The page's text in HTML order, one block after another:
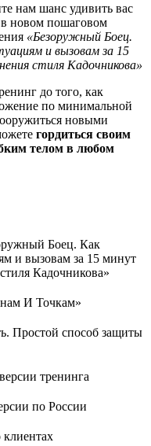
нам шанс удивить вас
новом пошаговом
«Безоружный Боец.
и вызовам за 15
стиля Кадочникова»
до того, как
по минимальной
новыми
гордиться своим
телом в любом
Боец. Как
и вызовам за 15 минут
Кадочникова»
И Точкам»
Простой способ защиты
тренинга
по России